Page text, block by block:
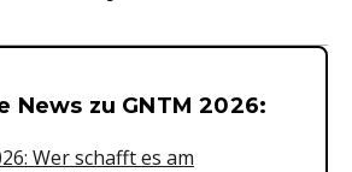
&
News zu GNTM 2026:
Wer schafft es am